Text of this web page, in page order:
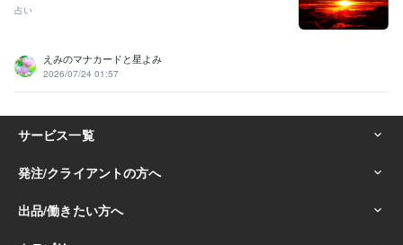
占い
えみのマナカードと星よみ
2026/07/24 01:57